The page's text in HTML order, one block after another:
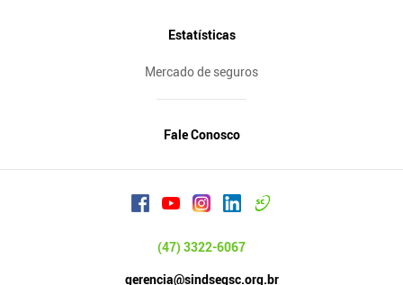
Estatísticas
Mercado de seguros
Fale Conosco
(47) 3322-6067
gerencia@sindsegsc.org.br